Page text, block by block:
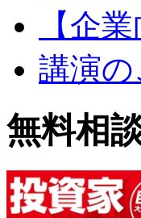
【企
講演の
無料相